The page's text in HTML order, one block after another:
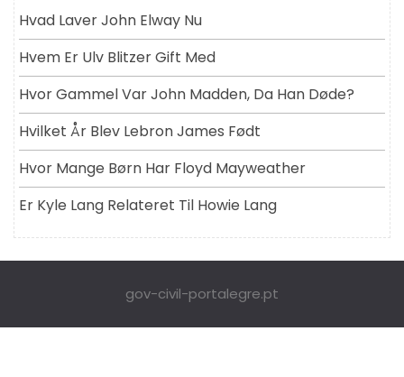
Hvad Laver John Elway Nu
Hvem Er Ulv Blitzer Gift Med
Hvor Gammel Var John Madden, Da Han Døde?
Hvilket År Blev Lebron James Født
Hvor Mange Børn Har Floyd Mayweather
Er Kyle Lang Relateret Til Howie Lang
gov-civil-portalegre.pt